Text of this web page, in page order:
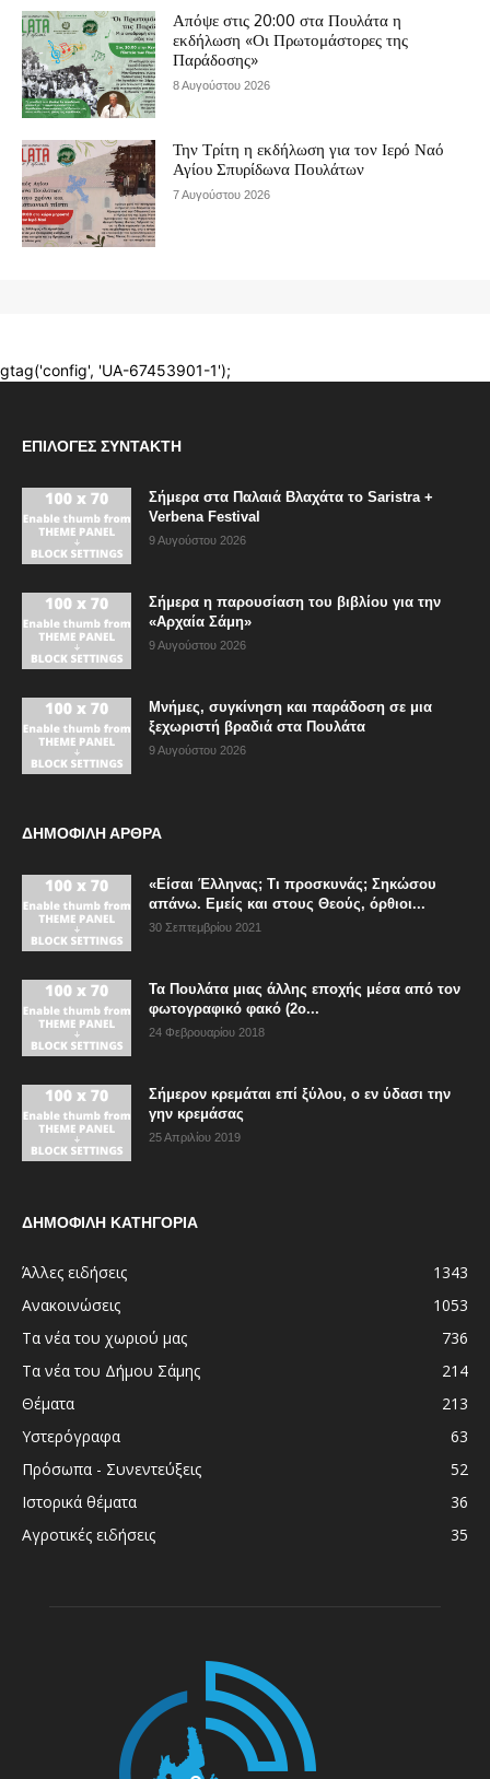
ΕΠΙΛΟΓΈΣ ΣΥΝΤΆΚΤΗ
Σήμερα στα Παλαιά Βλαχάτα το Saristra +
Verbena Festival
9 Αυγούστου 2026
Σήμερα η παρουσίαση του βιβλίου για την
«Αρχαία Σάμη»
9 Αυγούστου 2026
Μνήμες, συγκίνηση και παράδοση σε μια
ξεχωριστή βραδιά στα Πουλάτα
9 Αυγούστου 2026
ΔΗΜΟΦΙΛΗ ΑΡΘΡΑ
«Είσαι Έλληνας; Τι προσκυνάς; Σηκώσου
απάνω. Εμείς και στους Θεούς, όρθιοι...
30 Σεπτεμβρίου 2021
Τα Πουλάτα μιας άλλης εποχής μέσα από τον
φωτογραφικό φακό (2ο...
24 Φεβρουαρίου 2018
Σήμερον κρεμάται επί ξύλου, ο εν ύδασι την
γην κρεμάσας
25 Απριλίου 2019
ΔΗΜΟΦΙΛΗ ΚΑΤΗΓΟΡΙΑ
Άλλες ειδήσεις
1343
Ανακοινώσεις
1053
Τα νέα του χωριού μας
736
Τα νέα του Δήμου Σάμης
214
Θέματα
213
Υστερόγραφα
63
Πρόσωπα - Συνεντεύξεις
52
Ιστορικά θέματα
36
Αγροτικές ειδήσεις
35